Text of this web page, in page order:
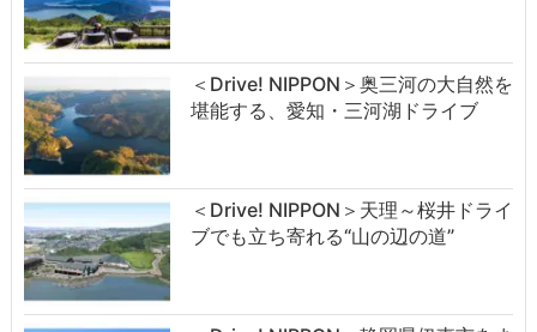
＜Drive! NIPPON＞奥三河の大自然を
堪能する、愛知・三河湖ドライブ
＜Drive! NIPPON＞天理～桜井ドライ
ブでも立ち寄れる“山の辺の道”